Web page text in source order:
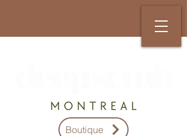
Boutique